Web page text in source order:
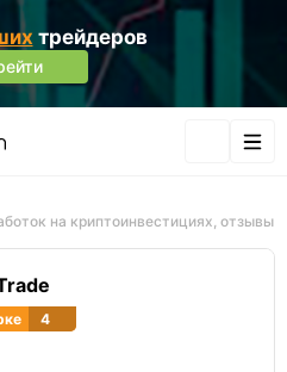
трейдеров
на криптоинвестициях, отзывы
4